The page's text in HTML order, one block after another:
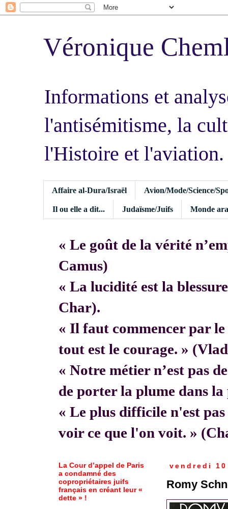
Véronique
Informations et
l'antisémitisme, la
l'Histoire et l'aviation.
Affaire al-Dura/Israël Avion/Mode/Science/
Il ou elle a dit... Judaïsme/Juifs Monde
« Le goût de la vérité
Camus)
« La lucidité est la
Char).
« Il faut commencer par le
tout est le courage. »
« Notre métier n’est pas
de porter la plume dans
« Le plus difficile n'est
voir ce que l'on voit. »
vendredi
Romy
La Cour d’appel de Paris
a condamné des
copropriétaires juifs
français en créant leur «
dette » !